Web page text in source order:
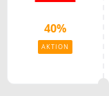
40%
AKTION